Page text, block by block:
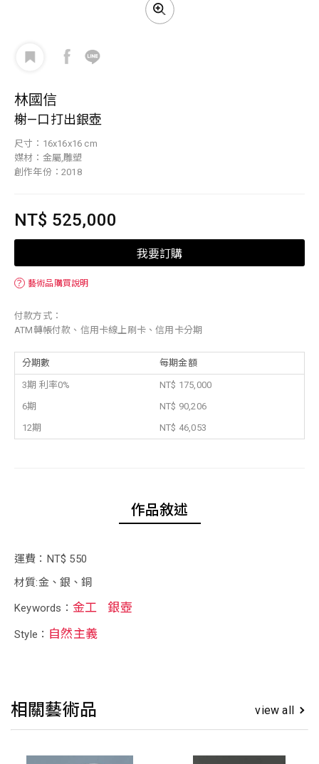
林國信
榭—口打出銀壺
尺寸：16x16x16 cm
媒材：金屬,雕塑
創作年份：2018
NT$ 525,000
我要訂購
？ 藝術品購買說明
付款方式：
ATM轉帳付款、信用卡線上刷卡、信用卡分期
分期數 每期金額
3期 利率0%
NT$ 175,000
6期
NT$ 90,206
12期
NT$ 46,053
作品敘述
運費：NT$ 550
材質:金、銀、銅
Keywords： 金工 銀壺
Style： 自然主義
相關藝術品 view all